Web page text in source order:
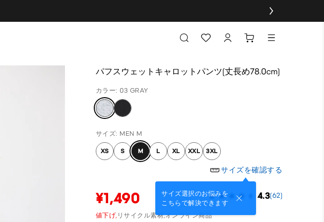
パフスウェットキャロットパンツ(丈長め78.0cm)
カラー: 03 GRAY
サイズ: MEN M
XS S M L XL XXL 3XL
サイズを確認する
サイズ選択のお悩みを
こちらで解決できます
¥1,490 4.3(62)
値下げ, リサイクル素材,オンライン商品